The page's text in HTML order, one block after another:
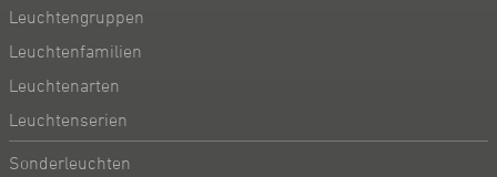
Leuchtengruppen
Leuchtenfamilien
Leuchtenarten
Leuchtenserien
Sonderleuchten